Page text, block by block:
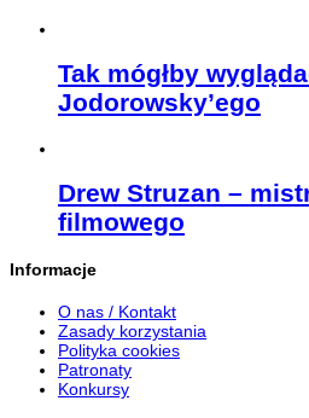
Tak mógłby
Jodorowsky’ego
Drew Struzan –
filmowego
Informacje
O nas / Kontakt
Zasady korzystania
Polityka cookies
Patronaty
Konkursy